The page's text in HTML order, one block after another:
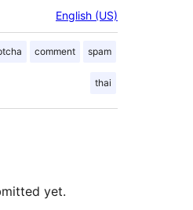
English (US)
comment spam
thai
yet.